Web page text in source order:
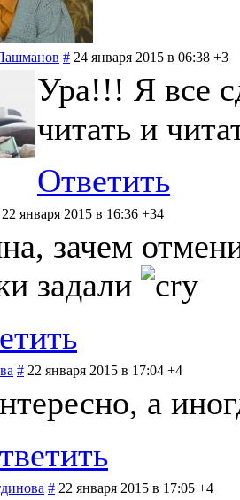
# 24 января 2015 в 06:38 +3
Ура!!! Я все
читать и
Ответить
22 января 2015 в 16:36 +34
зачем
задали
# 22 января 2015 в 17:04 +4
а
# 22 января 2015 в 17:05 +4